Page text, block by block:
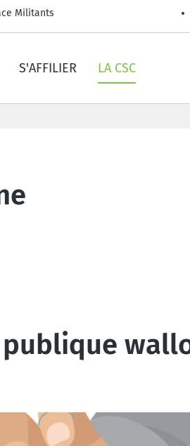
Militants
S'AFFILIER LA CSC